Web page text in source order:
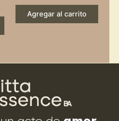
Agregar al carrito